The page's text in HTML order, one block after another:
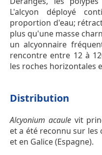
L'alcyon déployé
proportion d'eau;
plus qu'une masse
un alcyonnaire
rencontre entre 12 à
les roches horizontales
Distribution
Alcyonium acaulevit
et a été reconnu sur
et en Galice (Espagne).